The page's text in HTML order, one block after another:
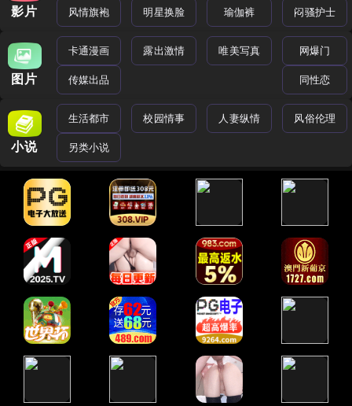
影片 风情旗袍 明星换脸 瑜伽裤 闷骚护士
图片
卡通漫画 露出激情 唯美写真 网爆门
传媒出品 同性恋
小说
生活都市 校园情事 人妻纵情 风俗伦理
另类小说